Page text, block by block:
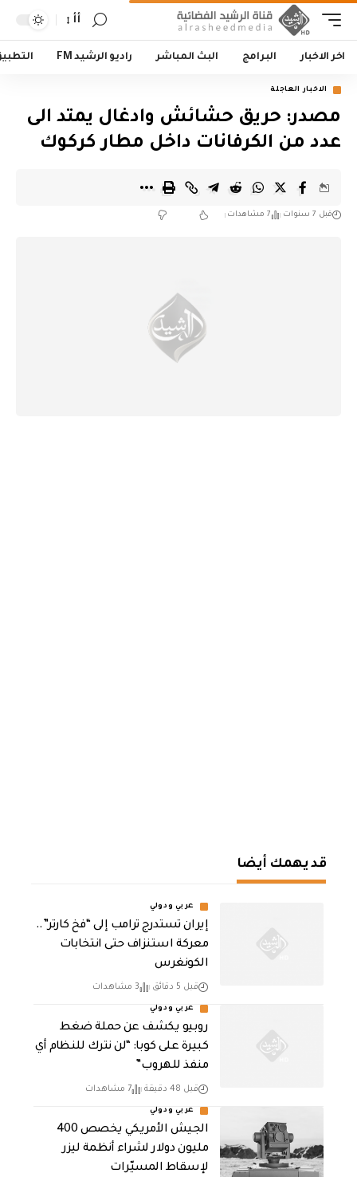
أأ
اخر الاخبار البرامج البث المباشر راديو الرشيد FM
الاخبار العاجلة
مصدر: حريق حشائش وادغال يمتد الى
عدد من الكرفانات داخل مطار كركوك
قبل 7 سنوات 7 مشاهدات
قد يهمك أيضا
عربي ودولي
إيران تستدرج ترامب إلى “فخ كارتر”..
معركة استنزاف حتى انتخابات
الكونغرس
قبل 5 دقائق 3 مشاهدات
عربي ودولي
روبيو يكشف عن حملة ضغط
كبيرة على كوبا: “لن نترك للنظام أي
منفذ للهروب”
قبل 48 دقيقة 7 مشاهدات
عربي ودولي
الجيش الأمريكي يخصص 400
مليون دولار لشراء أنظمة ليزر
لإسقاط المسيّرات